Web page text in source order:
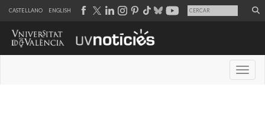
CASTELLANO ENGLISH